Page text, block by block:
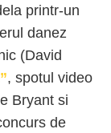
printr-un
danez
(David
, spotul video
Bryant si
de